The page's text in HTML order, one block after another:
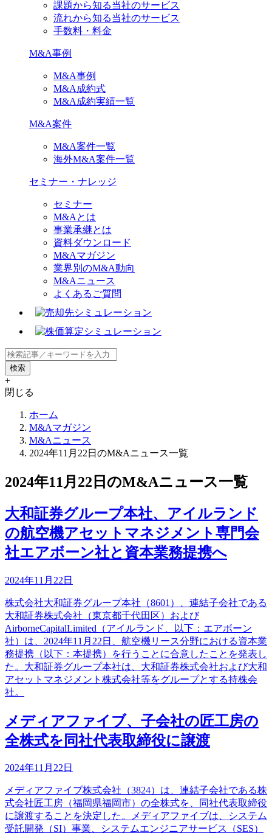
課題から知る当社のサービス
流れから知る当社のサービス
手数料・料金
M&A事例
M&A事例
M&A成約式
M&A成約実績一覧
M&A案件
M&A案件一覧
海外M&A案件一覧
セミナー・ナレッジ
セミナー
M&Aとは
事業承継とは
資料ダウンロード
M&Aマガジン
業界別のM&A動向
M&Aニュース
よくあるご質問
+
閉じる
ホーム
M&Aマガジン
M&Aニュース
2024年11月22日のM&Aニュース一覧
2024年11月22日のM&Aニュース一覧
大和証券グループ本社、アイルランド
の航空機アセットマネジメント専門会
社エアボーン社と資本業務提携へ
2024年11月22日
株式会社大和証券グループ本社（8601）、連結子会社である
大和証券株式会社（東京都千代田区）および
AirborneCapitalLimited（アイルランド、以下：エアボーン
社）は、2024年11月22日、航空機リース分野における資本業
務提携（以下：本提携）を行うことに合意したことを発表し
た。大和証券グループ本社は、大和証券株式会社および大和
アセットマネジメント株式会社等をグループとする持株会
社。
メディアファイブ、子会社の匠工房の
全株式を同社代表取締役に譲渡
2024年11月22日
メディアファイブ株式会社（3824）は、連結子会社である株
式会社匠工房（福岡県福岡市）の全株式を、同社代表取締役
に譲渡することを決定した。メディアファイブは、システム
受託開発（SI）事業、システムエンジニアサービス（SES）